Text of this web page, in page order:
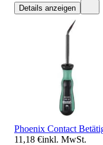
Details anzeigen
Phoenix Contact
11,18 €inkl. MwSt.